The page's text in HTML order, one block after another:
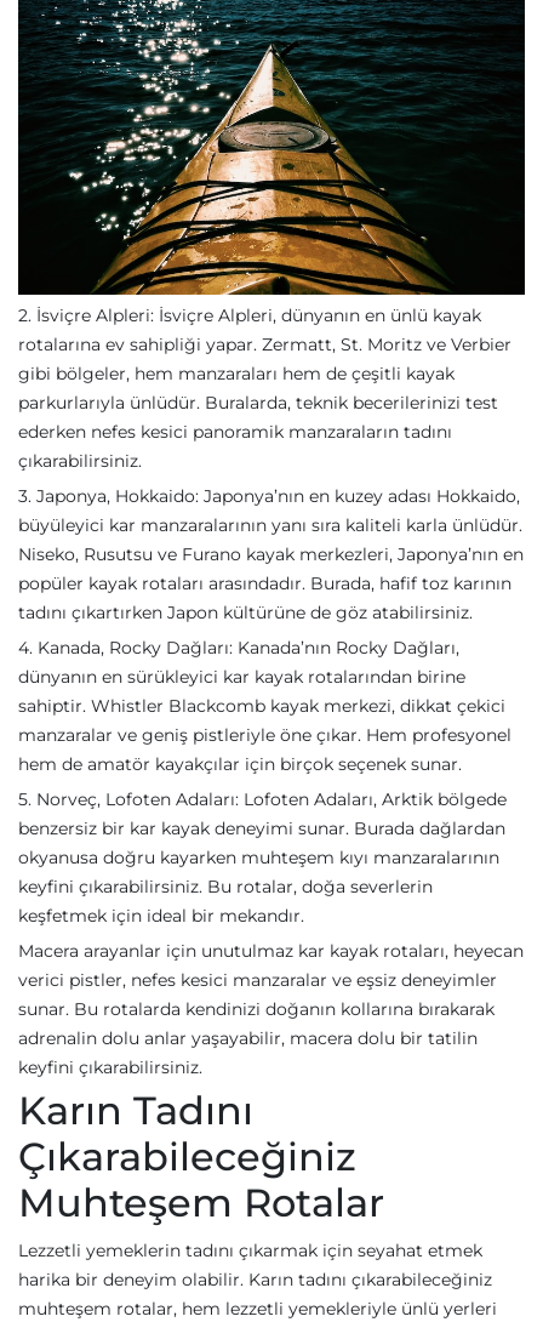
2. İsviçre Alpleri: İsviçre Alpleri, dünyanın en ünlü kayak
rotalarına ev sahipliği yapar. Zermatt, St. Moritz ve Verbier
gibi bölgeler, hem manzaraları hem de çeşitli kayak
parkurlarıyla ünlüdür. Buralarda, teknik becerilerinizi test
ederken nefes kesici panoramik manzaraların tadını
çıkarabilirsiniz.
3. Japonya, Hokkaido: Japonya’nın en kuzey adası Hokkaido,
büyüleyici kar manzaralarının yanı sıra kaliteli karla ünlüdür.
Niseko, Rusutsu ve Furano kayak merkezleri, Japonya’nın en
popüler kayak rotaları arasındadır. Burada, hafif toz karının
tadını çıkartırken Japon kültürüne de göz atabilirsiniz.
4. Kanada, Rocky Dağları: Kanada’nın Rocky Dağları,
dünyanın en sürükleyici kar kayak rotalarından birine
sahiptir. Whistler Blackcomb kayak merkezi, dikkat çekici
manzaralar ve geniş pistleriyle öne çıkar. Hem profesyonel
hem de amatör kayakçılar için birçok seçenek sunar.
5. Norveç, Lofoten Adaları: Lofoten Adaları, Arktik bölgede
benzersiz bir kar kayak deneyimi sunar. Burada dağlardan
okyanusa doğru kayarken muhteşem kıyı manzaralarının
keyfini çıkarabilirsiniz. Bu rotalar, doğa severlerin
keşfetmek için ideal bir mekandır.
Macera arayanlar için unutulmaz kar kayak rotaları, heyecan
verici pistler, nefes kesici manzaralar ve eşsiz deneyimler
sunar. Bu rotalarda kendinizi doğanın kollarına bırakarak
adrenalin dolu anlar yaşayabilir, macera dolu bir tatilin
keyfini çıkarabilirsiniz.
Karın Tadını
Çıkarabileceğiniz
Muhteşem Rotalar
Lezzetli yemeklerin tadını çıkarmak için seyahat etmek
harika bir deneyim olabilir. Karın tadını çıkarabileceğiniz
muhteşem rotalar, hem lezzetli yemekleriyle ünlü yerleri